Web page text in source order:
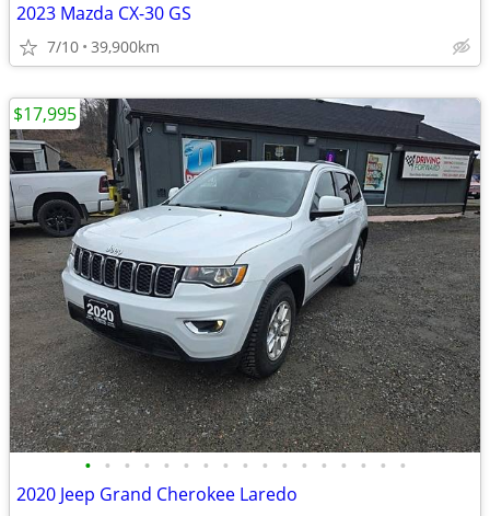
2023 Mazda CX-30 GS
7/10 39,900km
• • • • • • • • • • • • • • • • •
2020 Jeep Grand Cherokee Laredo
$17,995